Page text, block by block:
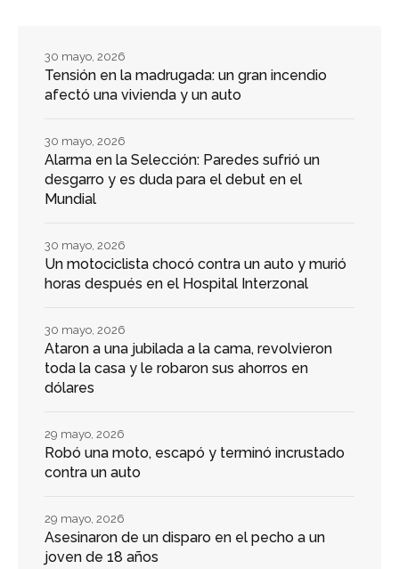
Tensión en la madrugada: un gran incendio
afectó una vivienda y un auto
30 mayo, 2026
Alarma en la Selección: Paredes sufrió un
desgarro y es duda para el debut en el
Mundial
30 mayo, 2026
Un motociclista chocó contra un auto y murió
horas después en el Hospital Interzonal
30 mayo, 2026
Ataron a una jubilada a la cama, revolvieron
toda la casa y le robaron sus ahorros en
dólares
30 mayo, 2026
Robó una moto, escapó y terminó incrustado
contra un auto
29 mayo, 2026
Asesinaron de un disparo en el pecho a un
joven de 18 años
29 mayo, 2026